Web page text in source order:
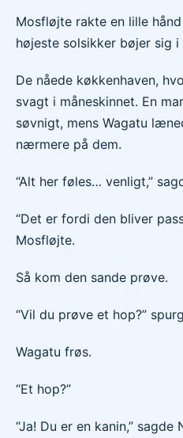
Mosfløjte rakte en lille
højeste solsikker bøjer sig i
De nåede køkkenhaven,
svagt i måneskinnet. En
søvnigt, mens Wagatu
nærmere på dem.
“Alt her føles… venligt,”
“Det er fordi den bliver
Mosfløjte.
Så kom den sande prøve.
“Vil du prøve et hop?”
Wagatu frøs.
“Et hop?”
“Ja! Du er en kanin,” sagde